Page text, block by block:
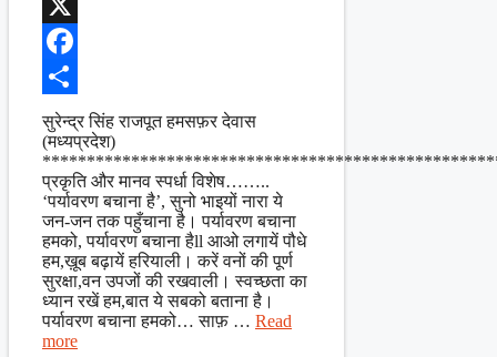
WhatsApp
X
Facebook
Share
सुरेन्द्र सिंह राजपूत हमसफ़र देवास
(मध्यप्रदेश)
प्रकृति और मानव स्पर्धा विशेष……..
‘पर्यावरण बचाना है’, सुनो भाइयों नारा ये
जन-जन तक पहुँचाना है। पर्यावरण बचाना
हमको, पर्यावरण बचाना हैll आओ लगायें पौधे
हम,ख़ूब बढ़ायें हरियाली। करें वनों की पूर्ण
सुरक्षा,वन उपजों की रखवाली। स्वच्छता का
ध्यान रखें हम,बात ये सबको बताना है।
पर्यावरण बचाना हमको… साफ़ … Read
more